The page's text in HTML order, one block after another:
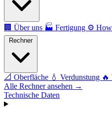
🏢 Über uns 🏭 Fertigung ⚙️
Rechner
📐 Oberfläche 💧 Verdunstung 🔥
Alle Rechner ansehen →
Technische Daten